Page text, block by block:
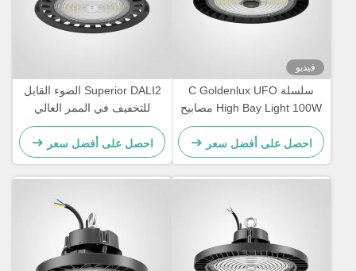
فيديو
سلسلة C Goldenlux UFO
High Bay Light 100W مصابيح
LED الصناعية
احصل على أفضل سعر
Superior DALI2 الضوء القابل
للتخفيف في الممر العالي
للمخزن
احصل على أفضل سعر